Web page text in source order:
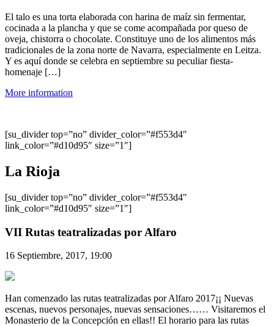
El talo es una torta elaborada con harina de maíz sin fermentar,
cocinada a la plancha y que se come acompañada por queso de
oveja, chistorra o chocolate. Constituye uno de los alimentos más
tradicionales de la zona norte de Navarra, especialmente en Leitza.
Y es aquí donde se celebra en septiembre su peculiar fiesta-
homenaje […]
More information
[su_divider top=”no” divider_color=”#f553d4″
link_color=”#d10d95″ size=”1″]
La Rioja
[su_divider top=”no” divider_color=”#f553d4″
link_color=”#d10d95″ size=”1″]
VII Rutas teatralizadas por Alfaro
16 Septiembre, 2017, 19:00
Han comenzado las rutas teatralizadas por Alfaro 2017¡¡ Nuevas
escenas, nuevos personajes, nuevas sensaciones…… Visitaremos el
Monasterio de la Concepción en ellas!! El horario para las rutas